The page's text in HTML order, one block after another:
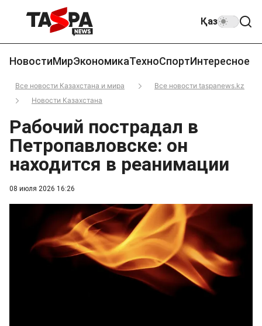
Қаз
НовостиМирЭкономикаТехноСпортИнтересное
Все новости Казахстана и мира
Все новости taspanews.kz
Новости Казахстана
08 июля 2026 16:26
Рабочий пострадал в
Петропавловске: он
находится в реанимации